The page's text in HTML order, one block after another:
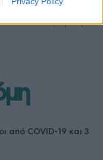
σταματήσετε το συνεχές
φτέρνισμα
από COVID-19 και 3